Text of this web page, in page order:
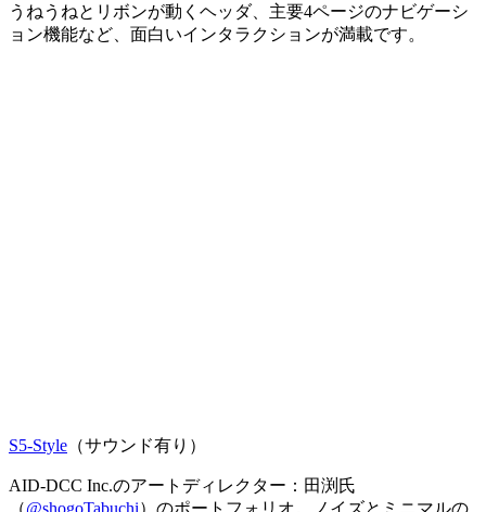
うねうねとリボンが動くヘッダ、主要4ページのナビゲーシ
ョン機能など、面白いインタラクションが満載です。
S5-Style （サウンド有り）
AID-DCC Inc.のアートディレクター：田渕氏
（@shogoTabuchi）のポートフォリオ。ノイズとミニマルの